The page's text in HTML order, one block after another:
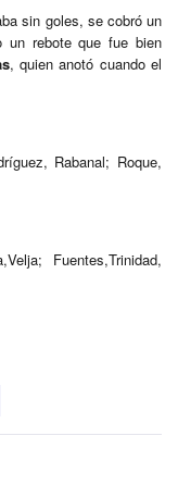
sin goles, se cobró un
un rebote que fue bien
, quien anotó cuando el
Rabanal; Roque,
Fuentes,Trinidad,